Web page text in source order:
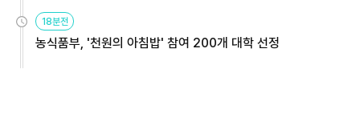
원
18분전
농식품부, '천원의 아침밥' 참여 200개 대학 선정